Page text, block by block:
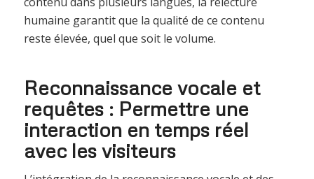
humaine garantit que la qualité de ce contenu
reste élevée, quel que soit le volume.
Reconnaissance vocale et
requêtes : Permettre une
interaction en temps réel
avec les visiteurs